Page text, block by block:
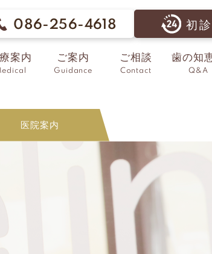
086-256-4618 初
案内 ご案内
Guidance
ご相談
Contact
歯の知
Q&A
医院案内